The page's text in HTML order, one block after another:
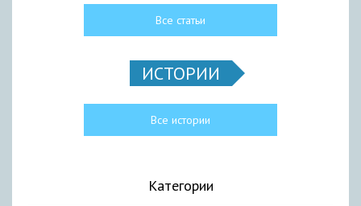
Все статьи
ИСТОРИИ
Все истории
Категории